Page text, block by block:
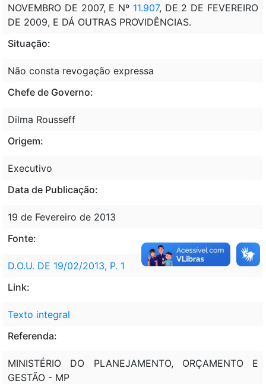
NOVEMBRO DE 2007, E Nº 11.907, DE 2 DE FEVEREIRO
DE 2009, E DÁ OUTRAS PROVIDÊNCIAS.
Situação:
Não consta revogação expressa
Chefe de Governo:
Dilma Rousseff
Origem:
Executivo
Data de Publicação:
19 de Fevereiro de 2013
Fonte:
D.O.U. DE 19/02/2013, P. 1
Link:
Texto integral
Referenda:
MINISTÉRIO DO PLANEJAMENTO, ORÇAMENTO E
GESTÃO - MP